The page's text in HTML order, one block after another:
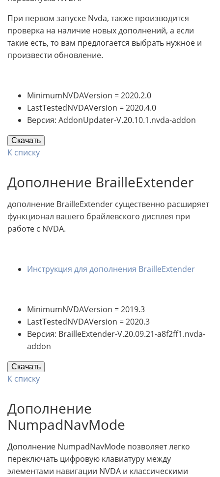
При первом запуске Nvda, также производится
проверка на наличие новых дополнений, а если
такие есть, то вам предлогается выбрать нужное и
произвести обновление.
MinimumNVDAVersion = 2020.2.0
LastTestedNVDAVersion = 2020.4.0
Версия: AddonUpdater-V.20.10.1.nvda-addon
Скачать
К списку
Дополнение BrailleExtender
дополнение BrailleExtender существенно расширяет
функционал вашего брайлевского дисплея при
работе с NVDA.
Инструкция для дополнения BrailleExtender
MinimumNVDAVersion = 2019.3
LastTestedNVDAVersion = 2020.3
Версия: BrailleExtender-V.20.09.21-a8f2ff1.nvda-
addon
Скачать
К списку
Дополнение
NumpadNavMode
Дополнение NumpadNavMode позволяет легко
переключать цифровую клавиатуру между
элементами навигации NVDA и классическими